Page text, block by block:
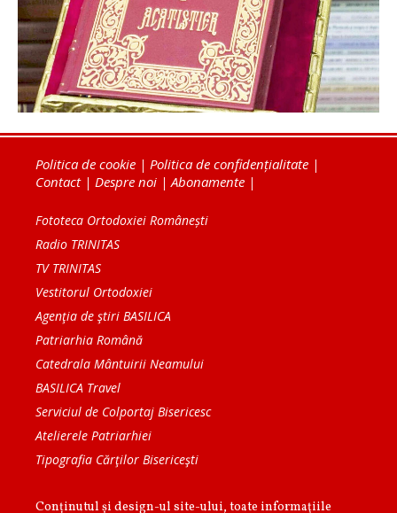
Politica de cookie | Politica de confidențialitate |
Contact| Despre noi |Abonamente |
Fototeca Ortodoxiei Românești
Radio TRINITAS
TV TRINITAS
Vestitorul Ortodoxiei
Agenţia de ştiri BASILICA
Patriarhia Română
Catedrala Mântuirii Neamului
BASILICA Travel
Serviciul de Colportaj Bisericesc
Atelierele Patriarhiei
Tipografia Cărţilor Bisericeşti
Conținutul și design-ul site-ului, toate informaţiile